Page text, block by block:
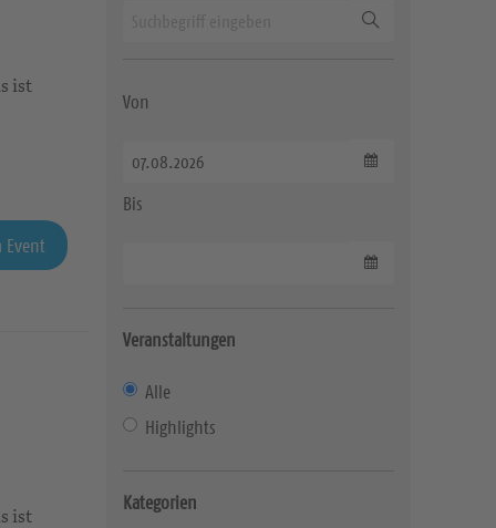
ist
Event
ist
Von
Bis
Veranstaltungen
Alle
Highlights
Kategorien